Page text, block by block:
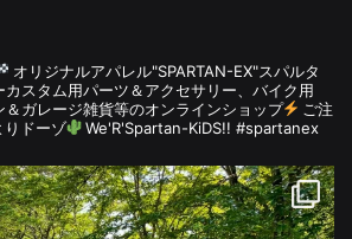
オリジナルアパレル"SPARTAN-EX"スパルタ
カスタム用パーツ＆アクセサリー、バイク用
＆ガレージ雑貨等のオンラインショップ
ご注
りドーゾ
We'R'Spartan-KiDS!! #spartanex